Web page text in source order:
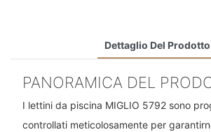
Dettaglio Del Prodotto
PANORAMICA DEL
I lettini da piscina MIGLIO 5792 sono
controllati meticolosamente per